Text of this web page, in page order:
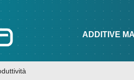
QUADERNI DI
ADDITIVE